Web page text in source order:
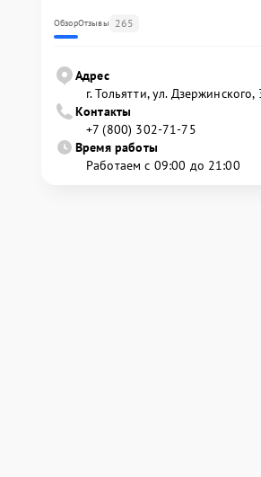
ОбзорОтзывы 265
Адрес
г. Тольятти, ул. Дзержинского,
Контакты
+7 (800) 302-71-75
Время работы
Работаем с 09:00 до 21:00